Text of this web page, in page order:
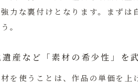
力な裏付けとなります。まずは
。
産など「素材の希少性」を
を使うことは、作品の単価を上